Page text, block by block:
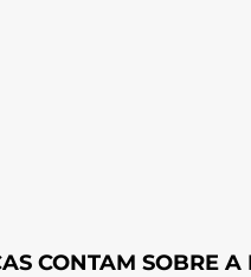
CONTAM SOBRE A